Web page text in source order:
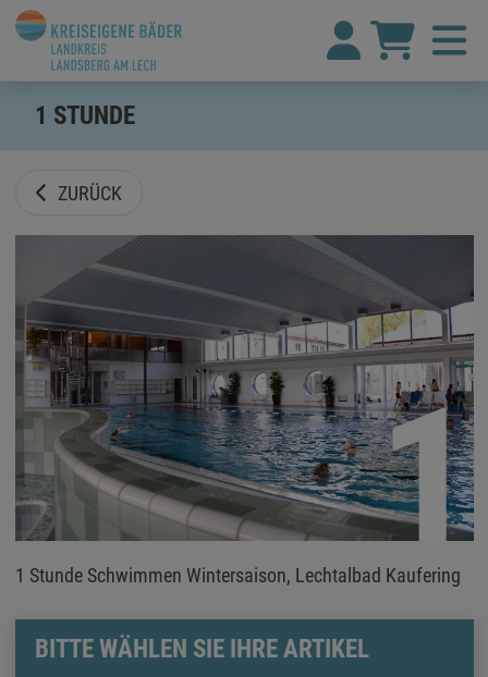
1 STUNDE
ZURÜCK
1 Stunde Schwimmen Wintersaison, Lechtalbad Kaufering
BITTE WÄHLEN SIE IHRE ARTIKEL